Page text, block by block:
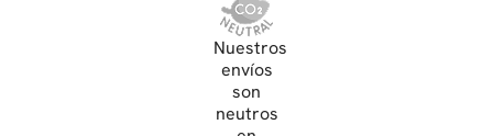
Nuestros
envíos
son
neutros